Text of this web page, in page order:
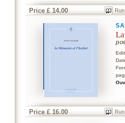
Price £ 14.00
Price £ 16.00